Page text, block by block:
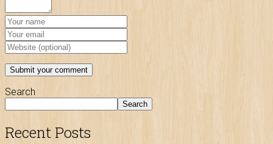
Search
Search
Recent Posts